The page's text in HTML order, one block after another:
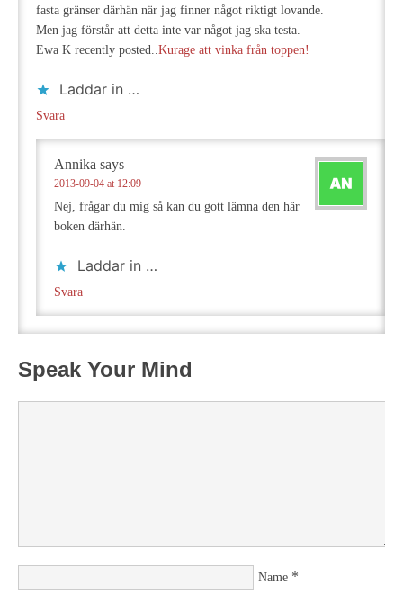
fasta gränser därhän när jag finner något riktigt lovande.
Men jag förstår att detta inte var något jag ska testa.
Ewa K recently posted..Kurage att vinka från toppen!
Laddar in …
Svara
Annika says
2013-09-04 at 12:09
Nej, frågar du mig så kan du gott lämna den här
boken därhän.
Laddar in …
Svara
Speak Your Mind
Name *